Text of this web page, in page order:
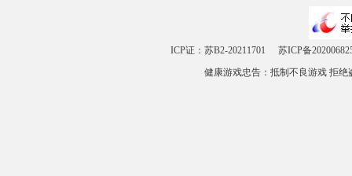
ICP证：苏B2-20211701
苏ICP备
健康游戏忠告：抵制不良游戏 拒